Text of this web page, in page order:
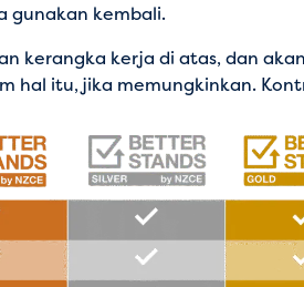
gunakan kembali.
kerangka kerja di atas, dan akan
hal itu, jika memungkinkan.